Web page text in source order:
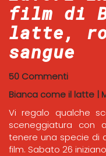
film di
latte,
sangue
50 Commenti
Bianca come il latte |
Vi regalo qualche
sceneggiatura con
tenere una specie di
film. Sabato 26